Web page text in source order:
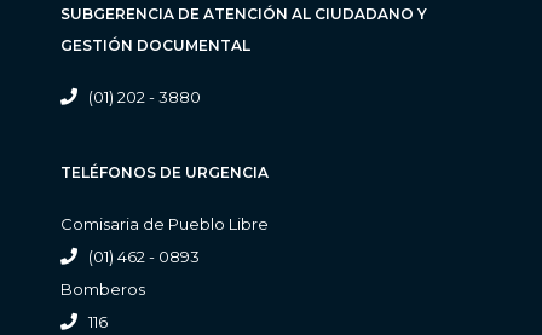
SUBGERENCIA DE ATENCIÓN AL CIUDADANO Y
GESTIÓN DOCUMENTAL
(01) 202 - 3880
TELÉFONOS DE URGENCIA
Comisaria de Pueblo Libre
(01) 462 - 0893
Bomberos
116